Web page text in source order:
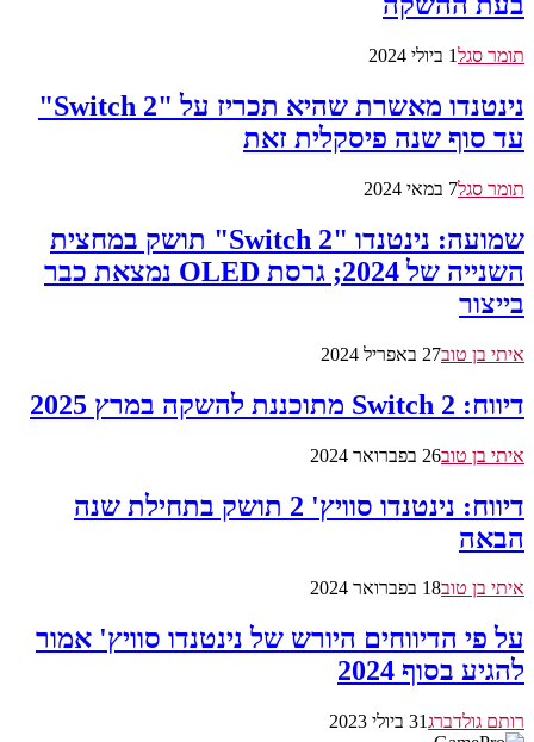
תומר סגל1 ביולי 2024
נינטנדו מאשרת שהיא תכריז על "Switch 2"
עד סוף שנה פיסקלית זאת
תומר סגל7 במאי 2024
שמועה: נינטנדו "Switch 2" תושק במחצית
השנייה של 2024; גרסת OLED נמצאת כבר
בייצור
איתי בן טוב27 באפריל 2024
דיווח: Switch 2 מתוכננת להשקה במרץ 2025
איתי בן טוב26 בפברואר 2024
דיווח: נינטנדו סוויץ' 2 תושק בתחילת שנה
הבאה
איתי בן טוב18 בפברואר 2024
על פי הדיווחים היורש של נינטנדו סוויץ' אמור
להגיע בסוף 2024
רותם גולדברג31 ביולי 2023